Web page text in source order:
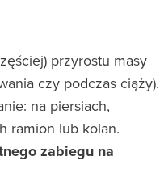
przyrostu masy
czy podczas ciąży).
na piersiach,
ramion lub kolan.
zabiegu na